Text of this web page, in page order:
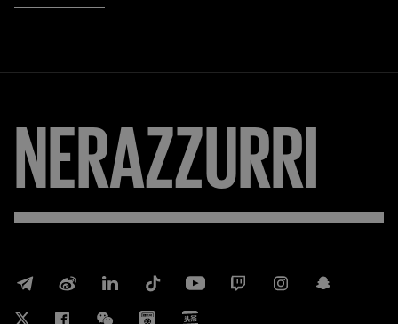
NERAZZURRI